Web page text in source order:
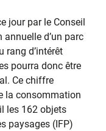
jour par le Conseil
d’un parc
rang d’intérêt
pourra donc être
Ce chiffre
la consommation
les 162 objets
paysages (IFP)